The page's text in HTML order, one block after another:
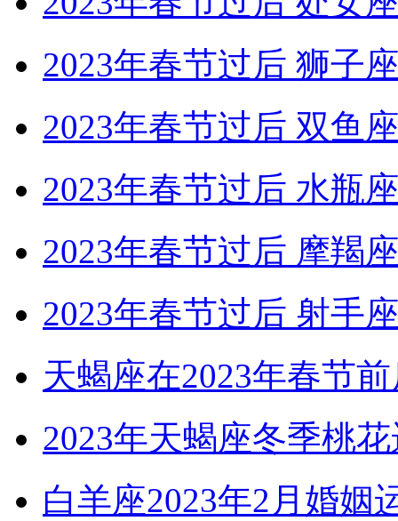
2023年春节过后 狮子
2023年春节过后 双鱼
2023年春节过后 水瓶
2023年春节过后 摩羯
2023年春节过后 射手
天蝎座在2023年春节
2023年天蝎座冬季桃
白羊座2023年2月婚姻